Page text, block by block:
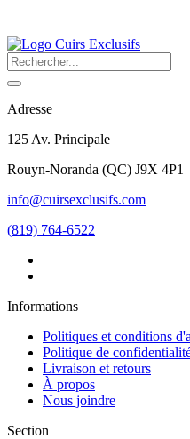
Adresse
125 Av. Principale
Rouyn-Noranda (QC) J9X 4P1
info@cuirsexclusifs.com
(819) 764-6522
Informations
Politiques et conditions
Politique de
Livraison et retours
À propos
Nous joindre
Section